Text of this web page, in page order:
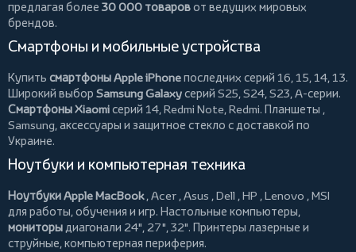
предлагая более 30 000 товаровот ведущих мировых
брендов.
Смартфоны и мобильные устройства
Купить смартфоны Apple iPhoneпоследних серий 16, 15, 14, 13.
Широкий выбор Samsung Galaxyсерий S25, S24, S23, A-серии.
Смартфоны Xiaomiсерий 14, Redmi Note, Redmi. Планшеты ,
Samsung, аксессуары и защитное стекло с доставкой по
Украине.
Ноутбуки и компьютерная техника
Ноутбуки Apple MacBook,Acer ,Asus ,Dell ,HP ,Lenovo ,MSI
для работы, обучения и игр. Настольные компьютеры,
мониторыдиагонали 24", 27", 32". Принтеры лазерные и
струйные, компьютерная периферия.